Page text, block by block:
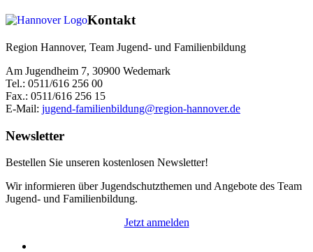
Kontakt
Region Hannover, Team Jugend- und Familienbildung
Am Jugendheim 7, 30900 Wedemark
Tel.: 0511/616 256 00
Fax.: 0511/616 256 15
E-Mail: jugend-familienbildung@region-hannover.de
Newsletter
Bestellen Sie unseren kostenlosen Newsletter!
Wir informieren über Jugendschutzthemen und Angebote des Team
Jugend- und Familienbildung.
Jetzt anmelden